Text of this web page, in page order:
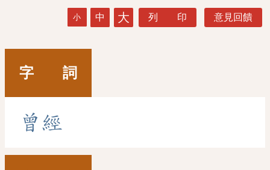
小 中 大 列 印 意見回饋
字 詞
曾 經